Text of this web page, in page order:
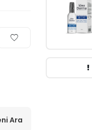
Ara